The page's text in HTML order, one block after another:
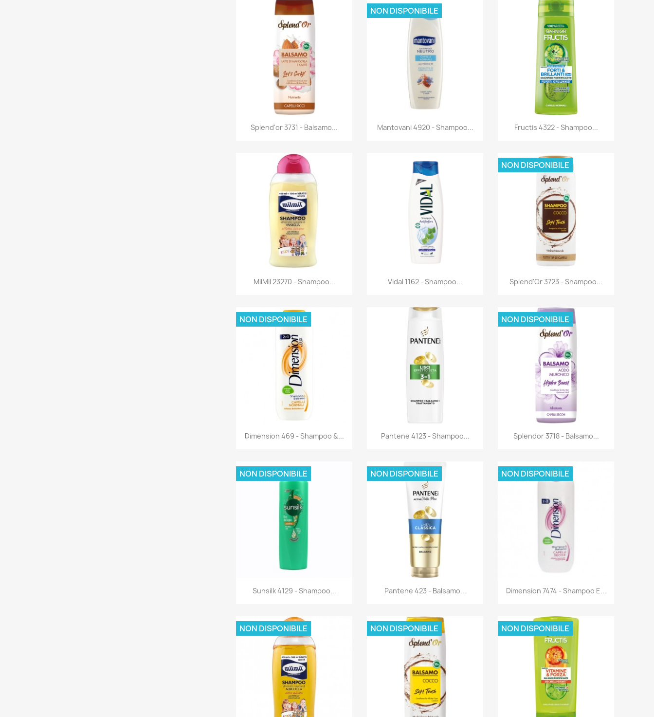
Anteprima
Splend'or 3731 - Balsamo... Anteprima
Mantovani 4920 - Shampoo...
NON DISPONIBILE
Anteprima
Fructis 4322 - Shampoo...
Anteprima
MilMil 23270 - Shampoo... Anteprima
Vidal 1162 - Shampoo... Anteprima
Splend'Or 3723 - Shampoo...
NON DISPONIBILE
 Anteprima
Dimension 469 - Shampoo &...
NON DISPONIBILE
 Anteprima
Pantene 4123 - Shampoo... Anteprima
Splendor 3718 - Balsamo...
NON DISPONIBILE
Anteprima
Sunsilk 4129 - Shampoo...
NON DISPONIBILE
Anteprima
Pantene 423 - Balsamo...
NON DISPONIBILE
Anteprima
Dimension 7474 - Shampoo E...
NON DISPONIBILE
NON DISPONIBILE NON DISPONIBILE NON DISPONIBILE